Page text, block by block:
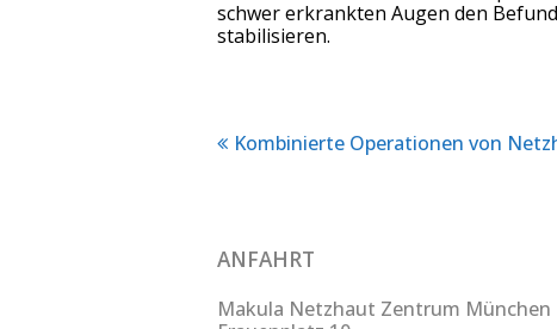
schwer erkrankten Augen den
stabilisieren.
previous
Kombinierte Operationen von
ANFAHRT
Makula Netzhaut Zentrum München